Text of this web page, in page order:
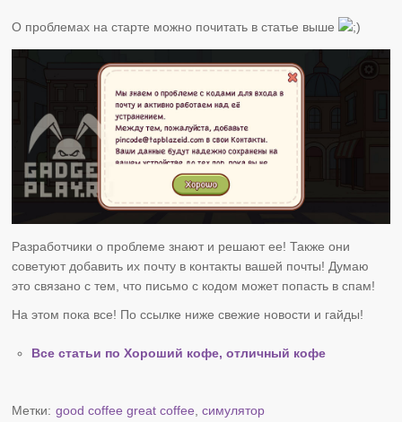
О проблемах на старте можно почитать в статье выше
Разработчики о проблеме знают и решают ее! Также они
советуют добавить их почту в контакты вашей почты! Думаю
это связано с тем, что письмо с кодом может попасть в спам!
На этом пока все! По ссылке ниже свежие новости и гайды!
Все статьи по Хороший кофе, отличный кофе
Метки: good coffee great coffee ,симулятор